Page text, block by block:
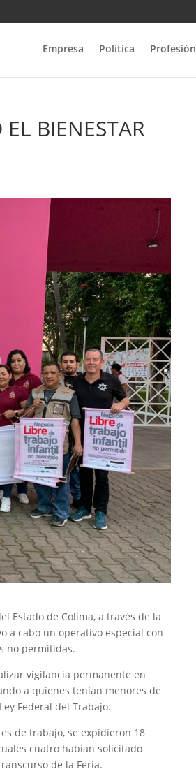
Empresa Política Profesión
BIENESTAR
Estado de Colima, a través de la
a cabo un operativo especial con
no permitidas.
vigilancia permanente en
a quienes tenían menores de
Federal del Trabajo.
de trabajo, se expidieron 18
cuatro habían solicitado
de la Feria.